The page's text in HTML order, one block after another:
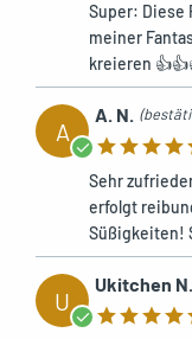
Super: Diese
meiner
kreieren
A
A. N.
Sehr
erfolgt
Süßigkeiten!
U
Ukitchen N.